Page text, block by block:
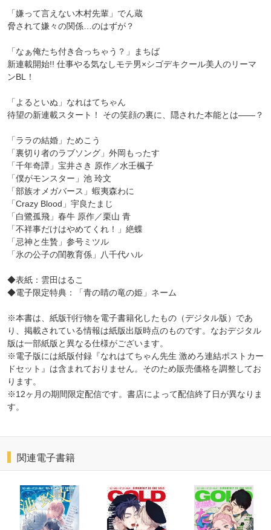
「嫌って言えない木村先輩」でん蔵
脅されて嫌々の関係…のはずが？
「なぁ俺たち付き合っちゃう？」まちば
新連載開始!! 仕事やる気なしモテ男×シゴデキクール美人のリーマ
ンBL！
「よるといぬ」なれはてちゃん
待望の新連載スタート！ その笑顔の裏に、隠された本能とは――？
「ララの結婚」ためこう
「裏切り者のラブソング」外岡もったす
「千年奇譚」宝井さき 原作／水壬楓子
「僕がモンスター」池 玲文
「部族オメガバース」蝦夷森わに
「Crazy Blood」宇良たまじ
「白鷺孤飛」春牛 原作／栗山 青
「不祥事だけはやめてくれ！」絶蝶
「忌神と生贄」参号ミツル
「氷の公子の閨教育係」八千代ハル
◆表紙：雲田はるこ
◆電子限定特典：「青の睛の竜の姫」ネーム
※本書は、紙版刊行物を電子書籍化したもの（デジタル版）であ
り、掲載されている情報は紙版出版時点のものです。なおデジタル
版は一部紙版と異なる仕様がございます。
※電子版には紙版付録『なれはてちゃん先生 激めろ連結ポストカー
ドセット』は含まれておりません。そのため販売価格を調整してお
ります。
※12ヶ月の期間限定配信です。書店によって配信終了日が異なりま
す。
関連電子書籍